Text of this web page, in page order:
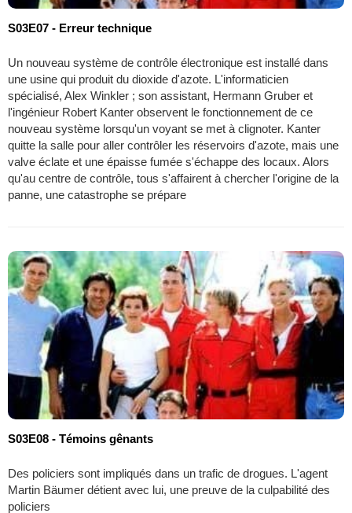
S03E07 - Erreur technique
Un nouveau système de contrôle électronique est installé dans
une usine qui produit du dioxide d'azote. L'informaticien
spécialisé, Alex Winkler ; son assistant, Hermann Gruber et
l'ingénieur Robert Kanter observent le fonctionnement de ce
nouveau système lorsqu'un voyant se met à clignoter. Kanter
quitte la salle pour aller contrôler les réservoirs d'azote, mais une
valve éclate et une épaisse fumée s'échappe des locaux. Alors
qu'au centre de contrôle, tous s'affairent à chercher l'origine de la
panne, une catastrophe se prépare
S03E08 - Témoins gênants
Des policiers sont impliqués dans un trafic de drogues. L'agent
Martin Bäumer détient avec lui, une preuve de la culpabilité des
policiers